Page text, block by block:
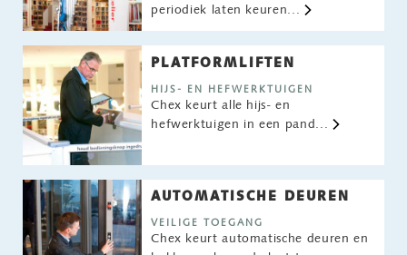
periodiek laten keuren...
PLATFORMLIFTEN
HIJS- EN HEFWERKTUIGEN
Chex keurt alle hijs- en
hefwerktuigen in een pand...
AUTOMATISCHE DEUREN
VEILIGE TOEGANG
Chex keurt automatische deuren en